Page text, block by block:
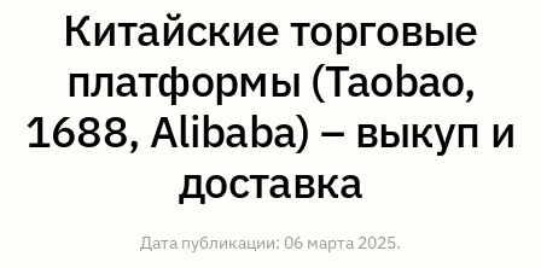
Китайские торговые
платформы (Taobao,
1688, Alibaba) – выкуп и
доставка
Дата публикации: 06 марта 2025.